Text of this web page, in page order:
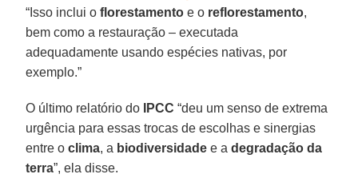
“Isso inclui oflorestamentoe o reflorestamento,
bem como a restauração – executada
adequadamente usando espécies nativas, por
exemplo.”
O último relatório do IPCC “deu um senso de extrema
urgência para essas trocas de escolhas e sinergias
entre o clima, a biodiversidadee a degradação da
terra”, ela disse.